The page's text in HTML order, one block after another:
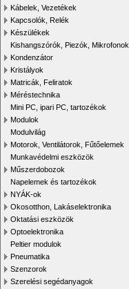
Kábelek, Vezetékek
Kapcsolók, Relék
Készülékek
Kishangszórók, Piezók, Mikrofonok
Kondenzátor
Kristályok
Matricák, Feliratok
Méréstechnika
Mini PC, ipari PC, tartozékok
Modulok
Modulvilág
Motorok, Ventilátorok, Fűtőelemek
Munkavédelmi eszközök
Műszerdobozok
Napelemek és tartozékok
NYÁK-ok
Okosotthon, Lakáselektronika
Oktatási eszközök
Optoelektronika
Peltier modulok
Pneumatika
Szenzorok
Szerelési segédanyagok